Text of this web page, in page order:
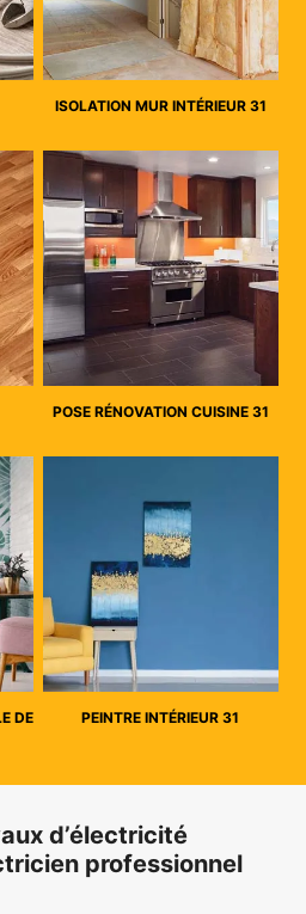
ISOLATION MUR INTÉRIEUR 31
POSE RÉNOVATION CUISINE 31
DE
PEINTRE INTÉRIEUR 31
d’électricité
professionnel